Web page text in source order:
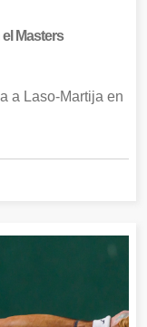
Masters
a Laso-Martija en